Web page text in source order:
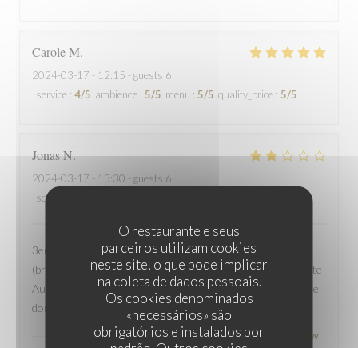
O restaurante e seus
parceiros utilizam cookies
neste site, o que pode implicar
na coleta de dados pessoais.
Os cookies denominados
«necessários» são
obrigatórios e instalados por
CaroleM
2024-03-17 - 12:15 - guests 6
service : 4/5 ambience : 5/5 menu : 5/5 quality_price : 5/5
JonasN
2024-03-17 - 13:30 - guests 6
service
3eme fois que l'on vient bruncher Plus rien sur le buffet
(brunch) On avait réservé notre table n'était même pas prête
Augmentation du prix 37euro pour un service plus médiocre
donc merci mais non merci
Le Garage Restauranthas responded to the review